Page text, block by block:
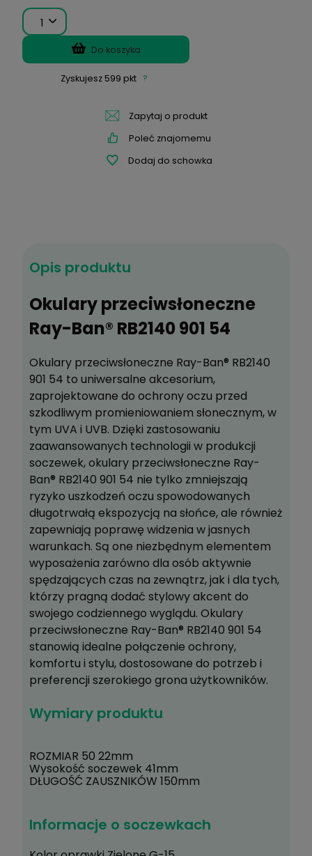
Wysyłka w:
599,00 zł
Zyskujesz599
Zapytaj o produkt
Dodaj do schowka
Opis produktu
Okulary przeciwsłoneczne
Ray-Ban® RB2140 901 54
Okulary przeciwsłoneczne Ray-Ban® RB2140
901 54 to uniwersalne akcesorium,
zaprojektowane do ochrony oczu przed
szkodliwym promieniowaniem słonecznym, w
tym UVA i UVB. Dzięki zastosowaniu
zaawansowanych technologii w produkcji
soczewek, okulary przeciwsłoneczne Ray-
Ban® RB2140 901 54 nie tylko zmniejszają
ryzyko uszkodzeń oczu spowodowanych
długotrwałą ekspozycją na słońce, ale również
zapewniają poprawę widzenia w jasnych
warunkach. Są one niezbędnym elementem
wyposażenia zarówno dla osób aktywnie
spędzających czas na zewnątrz, jak i dla tych,
którzy pragną dodać stylowy akcent do
swojego codziennego wyglądu. Okulary
przeciwsłoneczne Ray-Ban® RB2140 901 54
stanowią idealne połączenie ochrony,
komfortu i stylu, dostosowane do potrzeb i
preferencji szerokiego grona użytkowników.
Wymiary produktu
ROZMIAR 50 22mm
Wysokość soczewek 41mm
DŁUGOŚĆ ZAUSZNIKÓW 150mm
Informacje o soczewkach